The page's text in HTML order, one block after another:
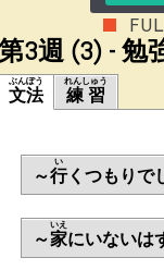
3週 (3) -
文法
ぶんぽう
練習
れんしゅう
～行
い
くつもりで
～家
いえ
にいないは